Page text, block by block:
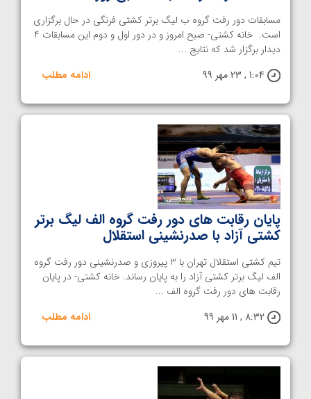
مسابقات دور رفت گروه ب لیگ برتر کشتی فرنگی در حال برگزاری
است. خانه کشتی- صبح امروز و در دور اول و دوم این مسابقات 4
دیدار برگزار شد که نتایج ...
1:04 , 23 مهر 99
ادامه مطلب
پایان رقابت های دور رفت گروه الف لیگ برتر
کشتی آزاد با صدرنشینی استقلال
تیم کشتی استقلال تهران با 3 پیروزی و صدرنشینی دور رفت گروه
الف لیگ برتر کشتی آزاد را به پایان رساند. خانه کشتی- در پایان
رقابت های دور رفت گروه الف ...
8:32 , 11 مهر 99
ادامه مطلب